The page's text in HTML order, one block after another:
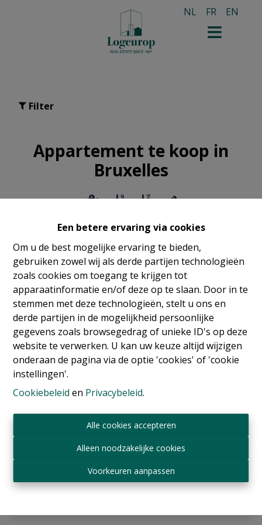
Een betere ervaring via cookies
Om u de best mogelijke ervaring te bieden,
gebruiken zowel wij als derde partijen technologieën
zoals cookies om toegang te krijgen tot
apparaatinformatie en/of deze op te slaan. Door in te
stemmen met deze technologieën, stelt u ons en
derde partijen in de mogelijkheid persoonlijke
gegevens zoals browsegedrag of unieke ID's op deze
website te verwerken. U kan uw keuze altijd wijzigen
onderaan de pagina via de optie 'cookies' of 'cookie
instellingen'.
Cookiebeleid en Privacybeleid.
Alle cookies accepteren
Alleen noodzakelijke cookies
Voorkeuren aanpassen
NL FR EN
Filter
Appartement te koop in
Bruxelles